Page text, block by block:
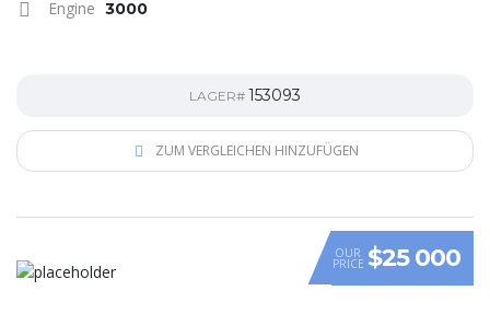
Engine 3000
LAGER# 153093
ZUM VERGLEICHEN HINZUFÜGEN
OUR
PRICE $25 000